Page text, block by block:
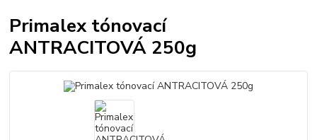
Primalex tónovací
ANTRACITOVÁ 250g